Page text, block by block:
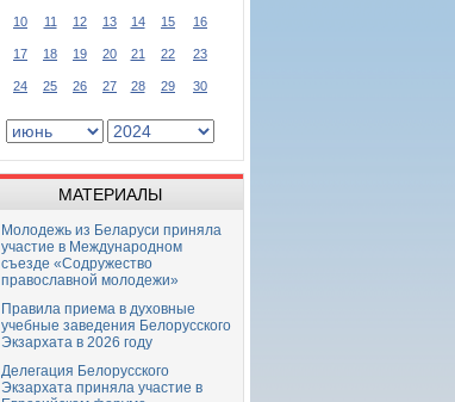
10 11 12 13 14 15 16
17 18 19 20 21 22 23
24 25 26 27 28 29 30
МАТЕРИАЛЫ
Молодежь из Беларуси приняла
участие в Международном
съезде «Содружество
православной молодежи»
Правила приема в духовные
учебные заведения Белорусского
Экзархата в 2026 году
Делегация Белорусского
Экзархата приняла участие в